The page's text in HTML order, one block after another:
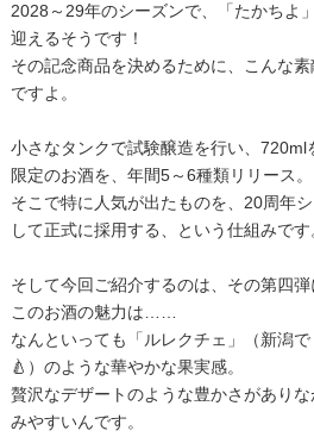
2028～29年のシーズンで、「たかちよ
迎えるそうです！
その記念商品を決めるために、こんな
ですよ。
小さなタンクで試験醸造を行い、720ml
限定のお酒を、年間5～6種類リリース。
そこで特に人気が出たものを、20周年
して正式に採用する、という仕組みです
そして今回ご紹介するのは、その第四弾
このお酒の魅力は……
なんといっても「ルレクチェ」（新潟
🍐）のような華やかな果実感。
贅沢なデザートのような豊かさがあり
みやすいんです。